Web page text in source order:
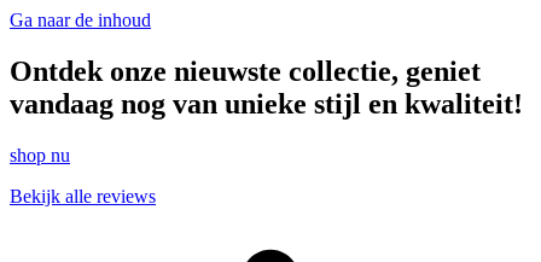
Ga naar de inhoud
Ontdek onze nieuwste collectie, geniet
vandaag nog van unieke stijl en kwaliteit!
shop nu
Bekijk alle reviews